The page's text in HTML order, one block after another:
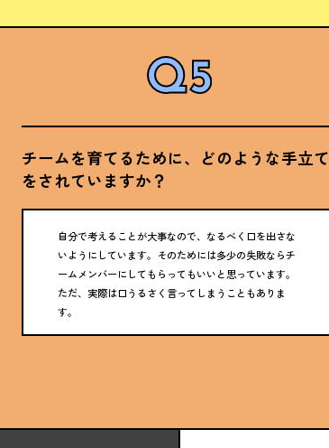
チームを育てるために、どのような手立て
をされていますか？
自分で考えることが大事なので、なるべく口を出さな
いようにしています。そのためには多少の失敗ならチ
ームメンバーにしてもらってもいいと思っています。
ただ、実際は口うるさく言ってしまうこともありま
す。